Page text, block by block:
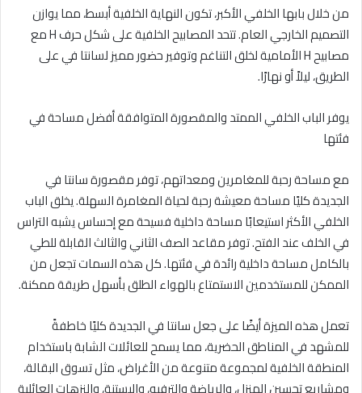
من خلال بابها الخلفي الأكبر، تكون النهاية الخلفية أبسط، مما يوازن
التصميم الخارجي العام. تتحد المصابيح الخلفية على شكل حرف H مع
مصابيح H الأمامية لخلق التناغم وتوفير حضور مميز لسانتا في على
الطريق، ليلاً أو نهارًا.
يوفر الباب الخلفي الممتد والمقصورة المتوافقة أفضل مساحة في
فئتها
مع مساحة رحبة للمغامرين ومعداتهم، توفر مقصورة سانتا في
الجديدة كليًا مساحة معيشة رحبة لحياة المغامرة السهلة. يخلق الباب
الخلفي الأكثر استيعابًا مساحة داخلية فسيحة مع إحساس يشبه التراس
في الخلف عند الفتح. توفر مقاعد الصف الثاني والثالث القابلة للطي
بالكامل مساحة داخلية رائدة في فئتها. كل هذه السمات تجعل من
الممكن للمستخدمين الاستمتاع بالهواء الطلق بأسهل طريقة ممكنة.
تعمل هذه الميزة أيضًا على جعل سانتا في الجديدة كليًا خاطفةً
للمشهد في المناطق الحضرية، مما يسمح للعائلات الشابة باستخدام
المنطقة الخلفية لمجموعة متنوعة من الأغراض، مثل تسوق البقالة،